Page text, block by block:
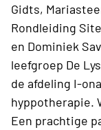
Gidts,
Rondleiding
en Dominiek
leefgroep De
de afdeling I-
hyppotherapie.
Een prachtige